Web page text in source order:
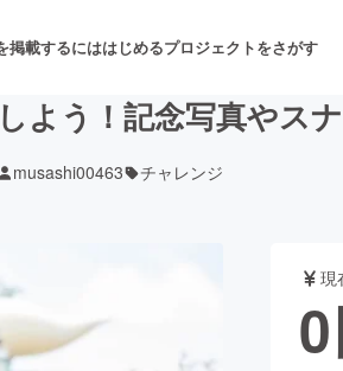
掲載するにははじめるプロジェクトをさがす
舞台・パフォーマン
発
よう！記念写真やス
musashi00463 チャレンジ
現
0